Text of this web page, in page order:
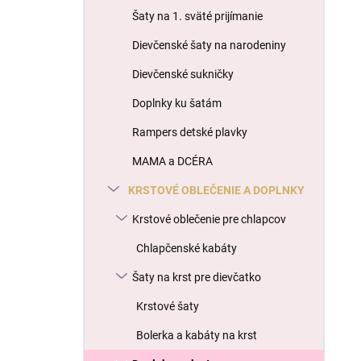
Šaty na 1. sväté prijímanie
Dievčenské šaty na narodeniny
Dievčenské sukničky
Doplnky ku šatám
Rampers detské plavky
MAMA a DCÉRA
KRSTOVÉ OBLEČENIE A DOPLNKY
Krstové oblečenie pre chlapcov
Chlapčenské kabáty
Šaty na krst pre dievčatko
Krstové šaty
Bolerka a kabáty na krst